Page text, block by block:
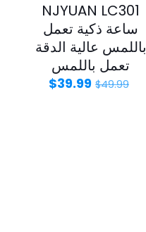
NJYUAN LC301
ساعة ذكية تعمل
باللمس عالية الدقة
تعمل باللمس
$49.99
$39.99